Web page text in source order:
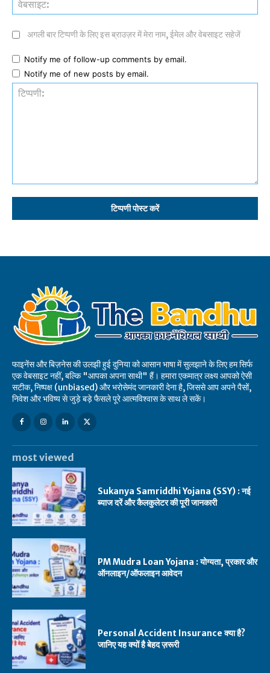
अगली बार टिप्पणी के लिए इस ब्राउज़र में मेरा नाम, ईमेल और वेबसाइट सहेजें
Notify me of follow-up comments by email.
Notify me of new posts by email.
फाइनेंस और बिज़नेस की उलझी हुई दुनिया को आसान भाषा में सुलझाने के लिए हम सिर्फ
एक वेबसाइट नहीं, बल्कि "आपका अपना साथी" हैं। हमारा एकमात्र लक्ष्य आपको ऐसी
सटीक, निष्पक्ष (unbiased) और भरोसेमंद जानकारी देना है, जिससे आप अपने पैसों,
निवेश और भविष्य से जुड़े बड़े फैसले पूरे आत्मविश्वास के साथ ले सकें।
most viewed
Sukanya Samriddhi Yojana (SSY) : नई
ब्याज दरें और कैलकुलेटर की पूरी जानकारी
PM Mudra Loan Yojana : योग्यता, प्रकार और
ऑनलाइन/ऑफलाइन आवेदन
Personal Accident Insurance क्या है?
जानिए यह क्यों है बेहद ज़रूरी